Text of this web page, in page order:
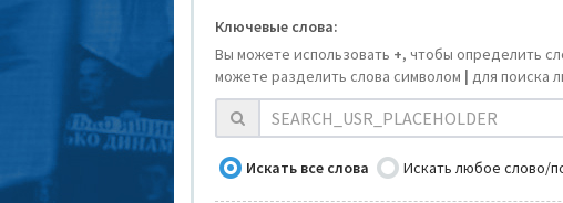
Ключевые слова:
Вы можете использовать +, чтобы определить
можете разделить слова символом | для поиска
Искать все слова Искать любое слово/